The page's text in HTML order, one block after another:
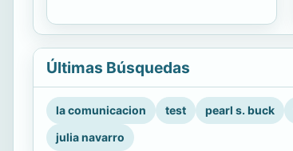
Últimas Búsquedas
la comunicacion test pearl s. buck
julia navarro